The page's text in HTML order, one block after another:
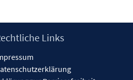
Links